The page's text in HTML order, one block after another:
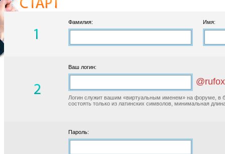
Фамилия: Имя:
Ваш логин:
Логин служит вашим «виртуальным именем» на форуме, в
состоять только из латинских символов, минимальная
Пароль: